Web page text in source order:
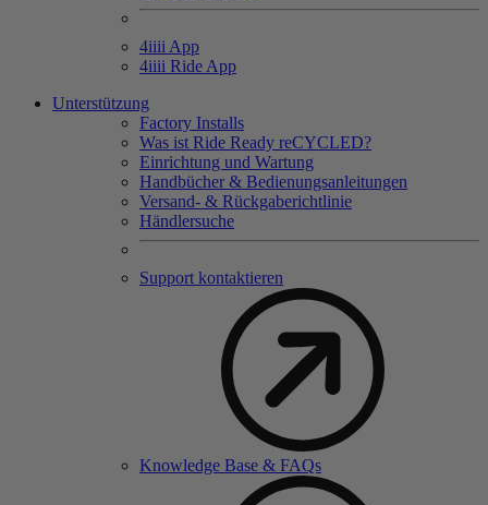
4iiii App
4iiii Ride App
Unterstützung
Factory Installs
Was ist Ride Ready reCYCLED?
Einrichtung und Wartung
Handbücher & Bedienungsanleitungen
Versand- & Rückgaberichtlinie
Händlersuche
Support kontaktieren
Knowledge Base & FAQs